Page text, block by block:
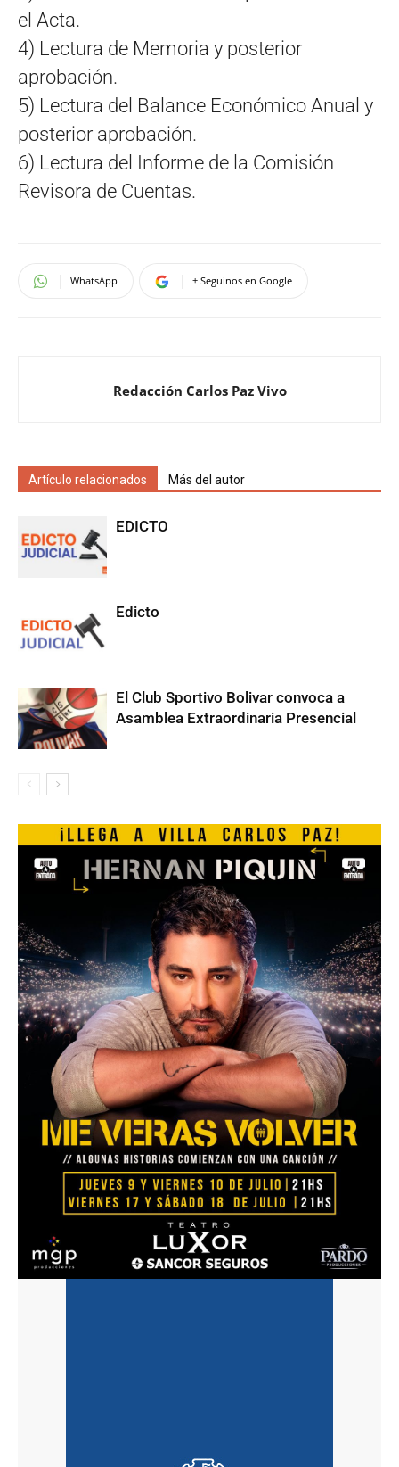
el Acta.
4) Lectura de Memoria y posterior
aprobación.
5) Lectura del Balance Económico Anual y
posterior aprobación.
6) Lectura del Informe de la Comisión
Revisora de Cuentas.
WhatsApp + Seguinos en Google
Redacción Carlos Paz Vivo
Artículo relacionados Más del autor
EDICTO
Edicto
El Club Sportivo Bolivar convoca a
Asamblea Extraordinaria Presencial